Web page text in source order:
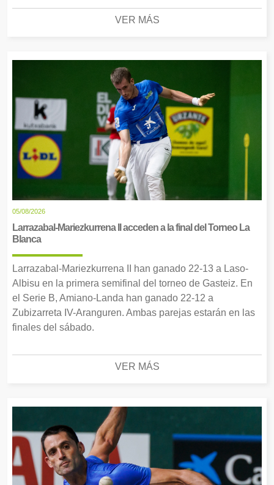
VER MÁS
05/08/2026
Larrazabal-Mariezkurrena II acceden a la final del Torneo La
Blanca
Larrazabal-Mariezkurrena II han ganado 22-13 a Laso-
Albisu en la primera semifinal del torneo de Gasteiz. En
el Serie B, Amiano-Landa han ganado 22-12 a
Zubizarreta IV-Aranguren. Ambas parejas estarán en las
finales del sábado.
VER MÁS